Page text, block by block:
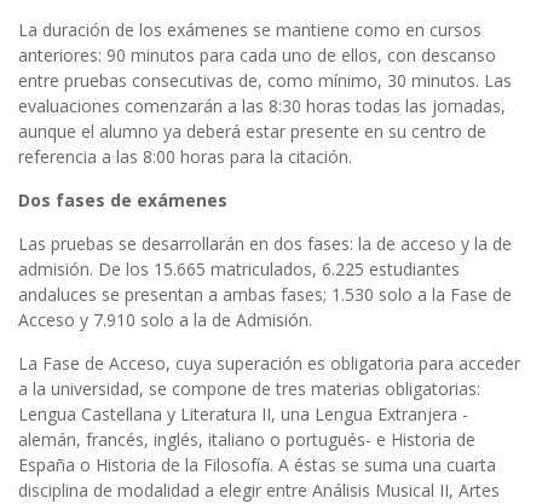
La duración de los exámenes se mantiene como en cursos
anteriores: 90 minutos para cada uno de ellos, con descanso
entre pruebas consecutivas de, como mínimo, 30 minutos. Las
evaluaciones comenzarán a las 8:30 horas todas las jornadas,
aunque el alumno ya deberá estar presente en su centro de
referencia a las 8:00 horas para la citación.
Dos fases de exámenes
Las pruebas se desarrollarán en dos fases: la de acceso y la de
admisión. De los 15.665 matriculados, 6.225 estudiantes
andaluces se presentan a ambas fases; 1.530 solo a la Fase de
Acceso y 7.910 solo a la de Admisión.
La Fase de Acceso, cuya superación es obligatoria para acceder
a la universidad, se compone de tres materias obligatorias:
Lengua Castellana y Literatura II, una Lengua Extranjera -
alemán, francés, inglés, italiano o portugués- e Historia de
España o Historia de la Filosofía. A éstas se suma una cuarta
disciplina de modalidad a elegir entre Análisis Musical II, Artes